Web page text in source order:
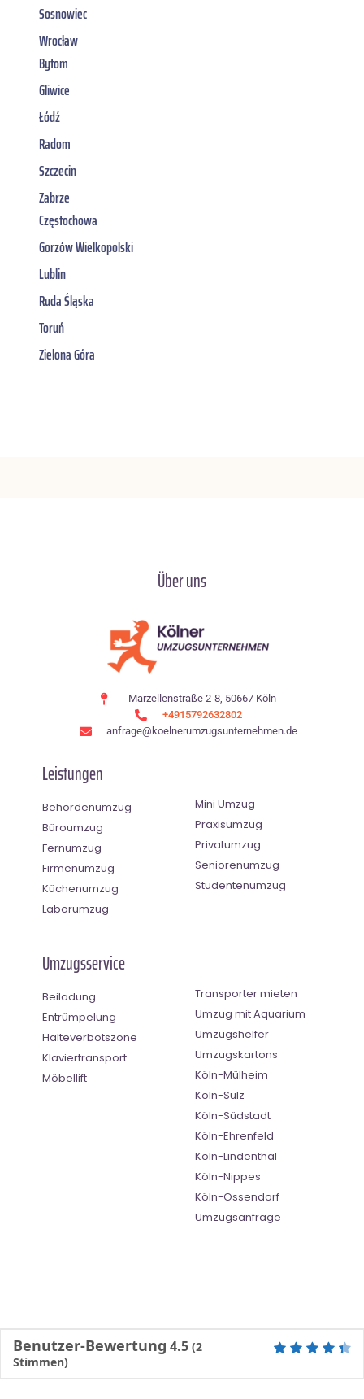
Sosnowiec
Wrocław
Bytom
Gliwice
Łódź
Radom
Szczecin
Zabrze
Częstochowa
Gorzów Wielkopolski
Lublin
Ruda Śląska
Toruń
Zielona Góra
Über uns
Marzellenstraße 2-8, 50667 Köln
+4915792632802
anfrage@koelnerumzugsunternehmen.de
Leistungen
Behördenumzug
Büroumzug
Fernumzug
Firmenumzug
Küchenumzug
Laborumzug
Mini Umzug
Praxisumzug
Privatumzug
Seniorenumzug
Studentenumzug
Umzugsservice
Beiladung
Entrümpelung
Halteverbotszone
Klaviertransport
Möbellift
Transporter mieten
Umzug mit Aquarium
Umzugshelfer
Umzugskartons
Köln-Mülheim
Köln-Sülz
Köln-Südstadt
Köln-Ehrenfeld
Köln-Lindenthal
Köln-Nippes
Köln-Ossendorf
Umzugsanfrage
Benutzer-Bewertung 4.5 (2
Stimmen)